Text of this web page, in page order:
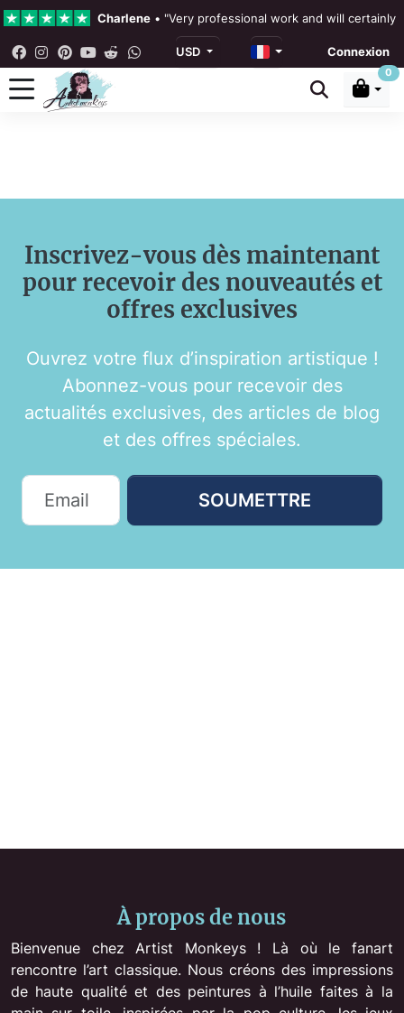
Charlene • "Very professional work and will certainly
4.3 •
Rebecka Douglas
USD Connexion
0
Inscrivez-vous dès maintenant
pour recevoir des nouveautés et
offres exclusives
Ouvrez votre flux d’inspiration artistique !
Abonnez-vous pour recevoir des
actualités exclusives, des articles de blog
et des offres spéciales.
SOUMETTRE
À propos de nous
Bienvenue chez Artist Monkeys ! Là où le fanart
rencontre l’art classique. Nous créons des impressions
de haute qualité et des peintures à l’huile faites à la